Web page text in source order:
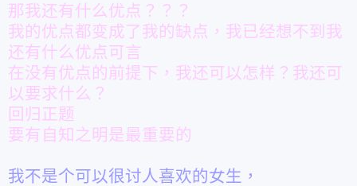
那我还有什么优点？？？
我的优点都变成了我的缺点，我已经想不到我
还有什么优点可言
在没有优点的前提下，我还可以怎样？ 我还可
以要求什么？
回归正题
要有自知之明是最重要的
我不是个可以很讨人喜欢的女生，